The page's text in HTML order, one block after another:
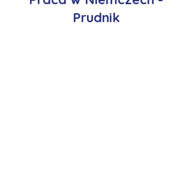
Prudnik